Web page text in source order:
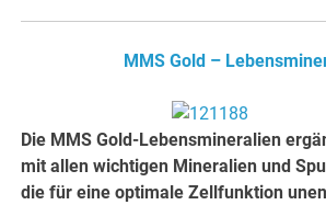
MMS Gold –
Die MMS Gold-Lebensmineralien
mit allen wichtigen Mineralien und
die für eine optimale Zellfunktion